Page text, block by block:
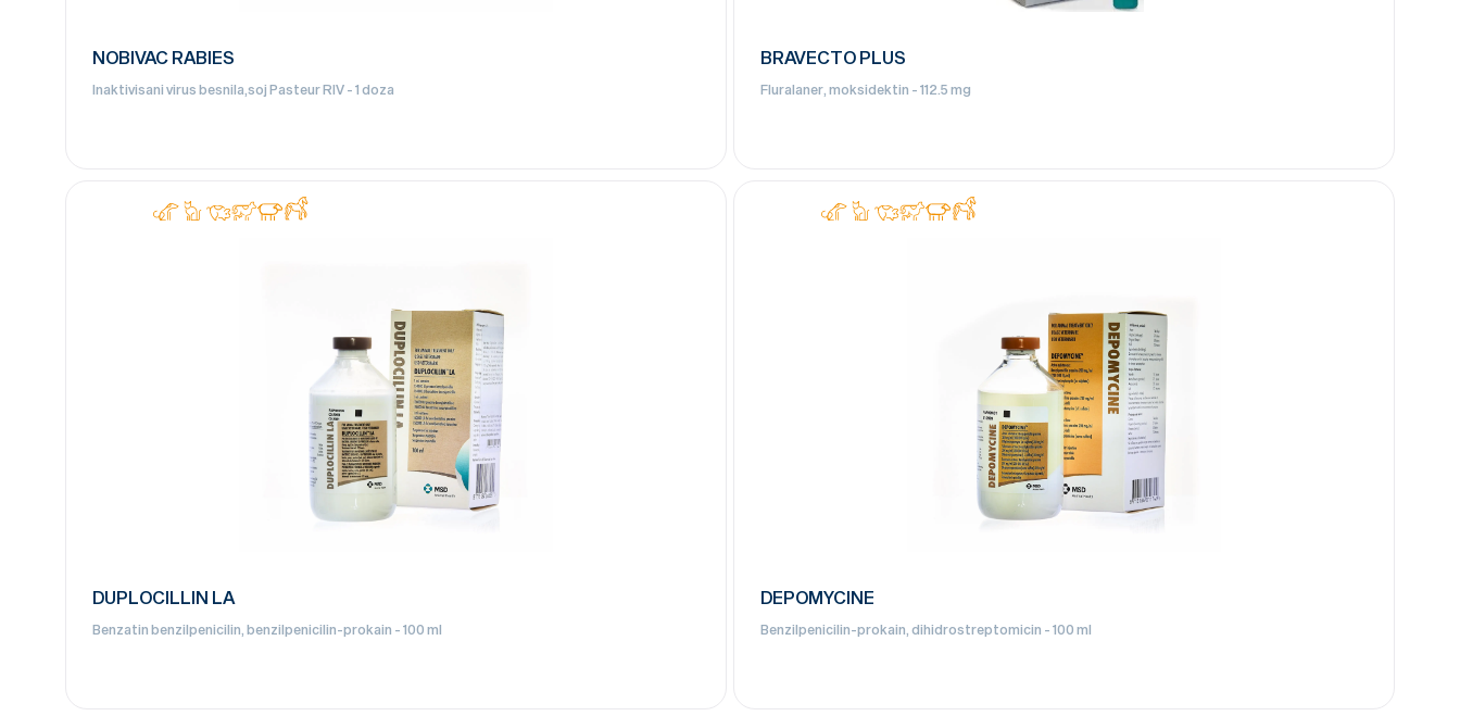
NOBIVAC RABIES
Inaktivisani virus besnila,soj Pasteur RIV - 1 doza
BRAVECTO PLUS
Fluralaner, moksidektin - 112.5 mg
DUPLOCILLIN LA
Benzatin benzilpenicilin, benzilpenicilin-prokain - 100 ml
DEPOMYCINE
Benzilpenicilin-prokain, dihidrostreptomicin - 100 ml